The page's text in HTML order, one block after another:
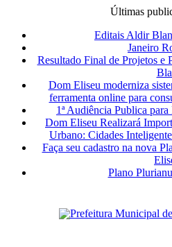
Últimas
Editais Aldir
Janeiro
Resultado Final de Projetos
Dom Eliseu moderniza
ferramenta online para
1ª Audiência Publica
Dom Eliseu Realizará
Urbano: Cidades
Faça seu cadastro na nova
Plano